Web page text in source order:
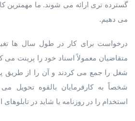
گسترده تری ارائه می شوند. ما مهمترین
می دهیم.
درخواست برای کار در طول سال ها
متقاضیان معمولاً اسناد خود را پرینت
شغل را جمع می کردند و آن را از طریق
شخصاً به کارفرمایان بالقوه تحویل می
استخدام را در روزنامه یا شاید در تابلوهای